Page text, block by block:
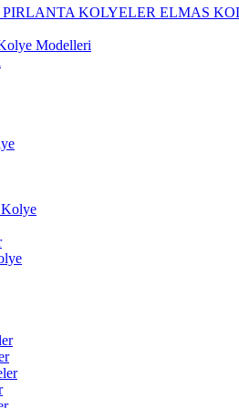
PIRLANTA KOLYELER ELMAS
Modelleri